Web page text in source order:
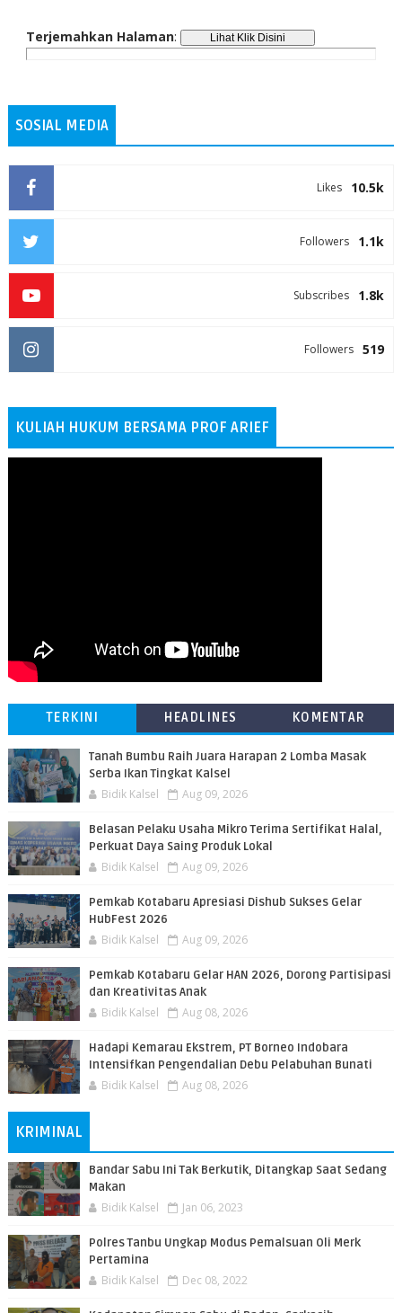
Terjemahkan Halaman:
SOSIAL MEDIA
10.5k
Likes
1.1k
Followers
1.8k
Subscribes
519
Followers
KULIAH HUKUM BERSAMA PROF ARIEF
TERKINI HEADLINES KOMENTAR
Tanah Bumbu Raih Juara Harapan 2 Lomba Masak
Serba Ikan Tingkat Kalsel
Bidik Kalsel Aug 09, 2026
Belasan Pelaku Usaha Mikro Terima Sertifikat Halal,
Perkuat Daya Saing Produk Lokal
Bidik Kalsel Aug 09, 2026
Pemkab Kotabaru Apresiasi Dishub Sukses Gelar
HubFest 2026
Bidik Kalsel Aug 09, 2026
Pemkab Kotabaru Gelar HAN 2026, Dorong Partisipasi
dan Kreativitas Anak
Bidik Kalsel Aug 08, 2026
​Hadapi Kemarau Ekstrem, PT Borneo Indobara
Intensifkan Pengendalian Debu Pelabuhan Bunati
Bidik Kalsel Aug 08, 2026
KRIMINAL
Bandar Sabu Ini Tak Berkutik, Ditangkap Saat Sedang
Makan
Bidik Kalsel Jan 06, 2023
Polres Tanbu Ungkap Modus Pemalsuan Oli Merk
Pertamina
Bidik Kalsel Dec 08, 2022